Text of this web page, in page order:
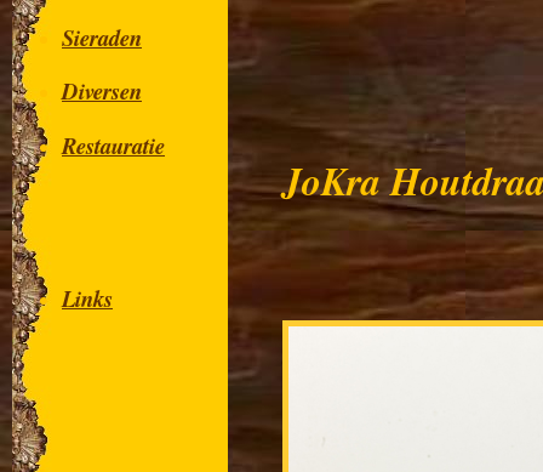
Sieraden
Diversen
Restauratie
Links
JoKra